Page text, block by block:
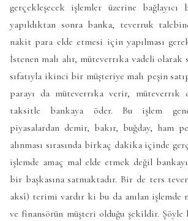
gerçekleşecek işlemler üzerine bağlayıcı
yapıldıktan sonra banka, teverruk
nakit para elde etmesi için yapılması
İstenen malı alır, müteverrıka vadeli
sıfatıyla ikinci bir müşteriye malı peşin
parayı da müteverrıka verir, müteverrık
taksitle bankaya öder. Bu işlem
piyasalardan demir, bakır, buğday, ham
alınması sırasında birkaç dakika içinde
işlemde amaç mal elde etmek değil
bir başkasına satmaktadır. Bir de ters
aksî) terimi vardır ki bu da anılan işlemde
ve finansörün müşteri olduğu şekildir.